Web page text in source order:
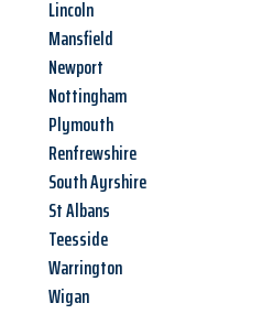
Lincoln
Mansfield
Newport
Nottingham
Plymouth
Renfrewshire
South Ayrshire
St Albans
Teesside
Warrington
Wigan